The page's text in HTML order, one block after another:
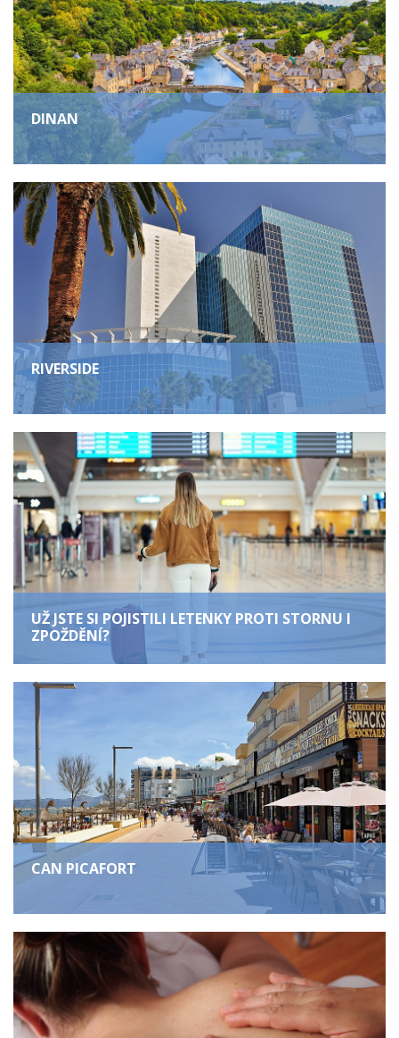
DINAN
RIVERSIDE
UŽ JSTE SI POJISTILI LETENKY PROTI STORNU I
ZPOŽDĚNÍ?
CAN PICAFORT